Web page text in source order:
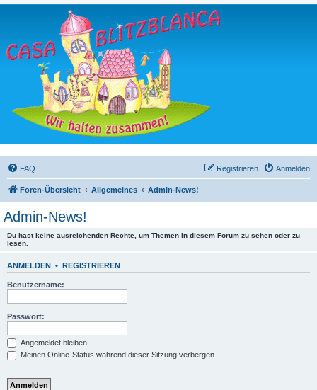
FAQ Anmelden
Registrieren
Foren-Übersicht Allgemeines Admin-News!
Admin-News!
Du hast keine ausreichenden Rechte, um Themen in diesem Forum zu sehen oder zu
lesen.
ANMELDEN • REGISTRIEREN
Benutzername:
Passwort:
Angemeldet bleiben
Meinen Online-Status während dieser Sitzung verbergen